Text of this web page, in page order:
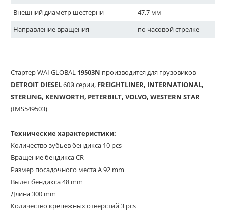
Внешний диаметр шестерни
47.7 мм
Направление вращения
по часовой стрелке
Стартер WAI GLOBAL 19503N производится для грузовиков
DETROIT DIESEL60й серии, FREIGHTLINER, INTERNATIONAL,
STERLING, KENWORTH, PETERBILT, VOLVO, WESTERN STAR
(IMS549503)
Технические характеристики:
Количество зубьев бендикса 10 pcs
Вращение бендикса CR
Размер посадочного места A 92 mm
Вылет бендикса 48 mm
Длина 300 mm
Количество крепежных отверстий 3 pcs